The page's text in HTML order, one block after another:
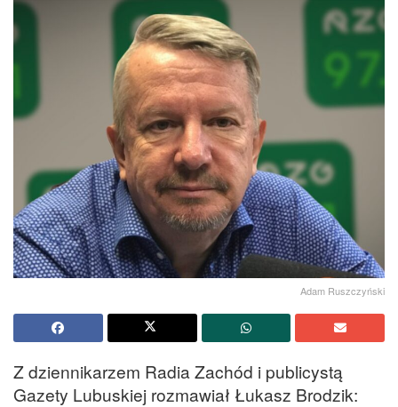
Adam Ruszczyński
Z dziennikarzem Radia Zachód i publicystą
Gazety Lubuskiej rozmawiał Łukasz Brodzik: